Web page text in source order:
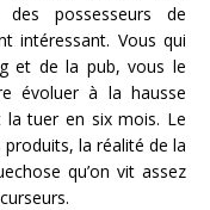
possesseurs de
intéressant. Vous qui
et de la pub, vous le
évoluer à la hausse
la tuer en six mois. Le
la réalité de la
qu’on vit assez